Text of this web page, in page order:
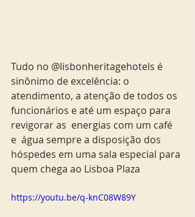
Tudo no @lisbonheritagehotels é
sinônimo de excelência: o
atendimento, a atenção de todos os
funcionários e até um espaço para
revigorar as  energias com um café
e  água sempre a disposição dos
hóspedes em uma sala especial para
quem chega ao Lisboa Plaza
https://youtu.be/q-knC08W89Y